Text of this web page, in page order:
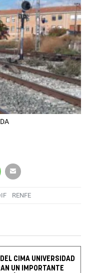
RENFE
CIMA UNIVERSIDAD
UN IMPORTANTE